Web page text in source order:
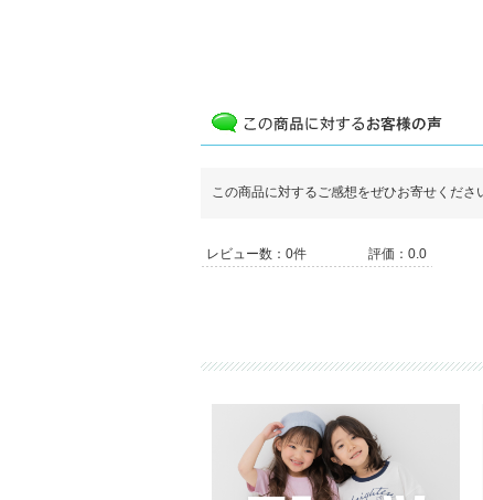
この商品に対するご感想をぜひお寄せくださ
レビュー数：0件 評価：0.0